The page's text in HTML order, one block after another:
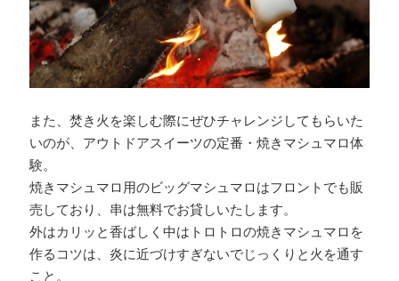
また、焚き火を楽しむ際にぜひチャレンジしてもらいた
いのが、アウトドアスイーツの定番・焼きマシュマロ体
験。
焼きマシュマロ用のビッグマシュマロはフロントでも販
売しており、串は無料でお貸しいたします。
外はカリッと香ばしく中はトロトロの焼きマシュマロを
作るコツは、炎に近づけすぎないでじっくりと火を通す
こと。